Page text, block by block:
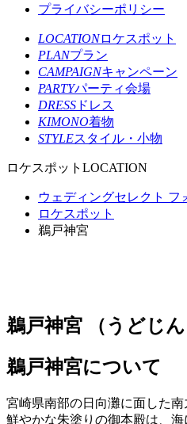
プライバシーポリシー
LOCATIONロケスポット
PLANプラン
CAMPAIGNキャンペーン
PARTYパーティ会場
DRESS ドレス
KIMONO着物
STYLEスタイル・小物
ロケスポット LOCATION
ウェディングセレクト フ
ロケスポット
鵜戸神宮
鵜戸神宮
（うどじ
鵜戸神宮について
宮崎県南部の日向灘に面した
鮮やかな朱塗りの御本殿は、